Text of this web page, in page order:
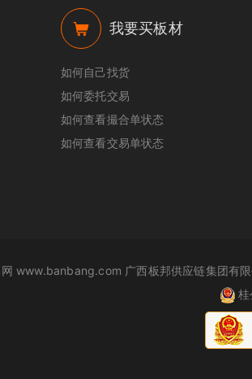
我要买板材
如何自己找货
如何委托交易
如何查看撮合单状态
如何查看交易单状态
www.banbang.com 广西板邦供应链集团有限